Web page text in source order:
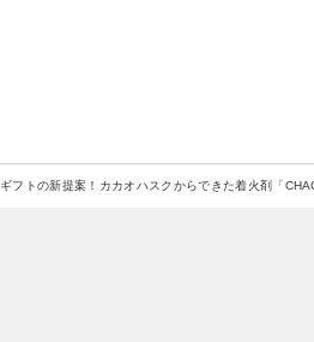
ギフトの新提案！カカオハスクからできた着火剤「